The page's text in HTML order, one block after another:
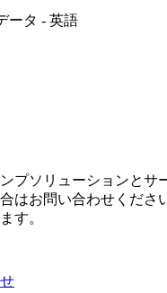
ータ - 英語
プソリューションとサ
はお問い合わせくださ
す。